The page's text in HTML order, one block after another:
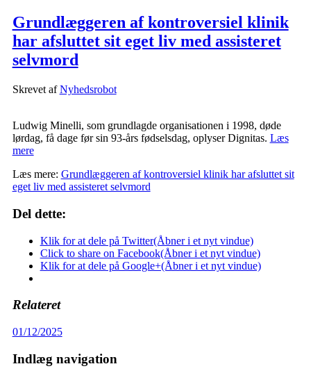
Grundlæggeren af kontroversiel klinik
har afsluttet sit eget liv med assisteret
selvmord
Skrevet afNyhedsrobot
Ludwig Minelli, som grundlagde organisationen i 1998, døde
lørdag, få dage før sin 93-års fødselsdag, oplyser Dignitas. Læs
mere
Læs mere: Grundlæggeren af kontroversiel klinik har afsluttet sit
eget liv med assisteret selvmord
Del dette:
Klik for at dele på Twitter(Åbner i et nyt vindue)
Click to share on Facebook(Åbner i et nyt vindue)
Klik for at dele på Google+(Åbner i et nyt vindue)
Relateret
01/12/2025
Indlæg navigation